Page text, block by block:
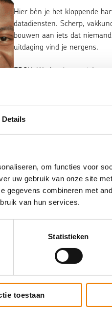
Details
om functies voor
uw gebruik van onze site
gegevens combineren met
van hun services.
Statistieken
toestaan
Hier bén je het kloppende
datadiensten. Scherp,
bouwen aan iets dat
uitdaging vind je nergens.
EDSN. Werk vol energie!
Bekijk onze vacatures